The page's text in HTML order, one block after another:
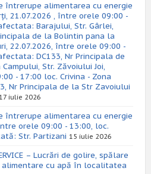
întrerupe alimentarea cu energie
21.07.2026 , între orele 09:00 -
Barajului, Str. Gârlei,
de la Bolintin pana la
22.07.2026, între orele 09:00 -
DC133, Nr Principala de
Str. Zăvoiului Joi,
- 17:00 loc. Crivina - Zona
Nr Principala de la Str Zavoiului
17 iulie 2026
întrerupe alimentarea cu energie
orele 09:00 - 13:00, loc.
Str. Partizani 15 iulie 2026
– Lucrări de golire, spălare
cu apă în localitatea